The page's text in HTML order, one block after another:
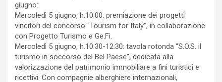
giugno:
Mercoledì 5 giugno, h.10:00: premiazione dei progetti
vincitori del concorso “Tourism for Italy”, in collaborazione
con Progetto Turismo e Ge.Fi.
Mercoledì 5 giugno, h.10:30-12:30: tavola rotonda “S.O.S. il
turismo in soccorso del Bel Paese”, dedicata alla
valorizzazione del patrimonio immobiliare a fini turistici e
ricettivi. Con compagnie alberghiere internazionali,